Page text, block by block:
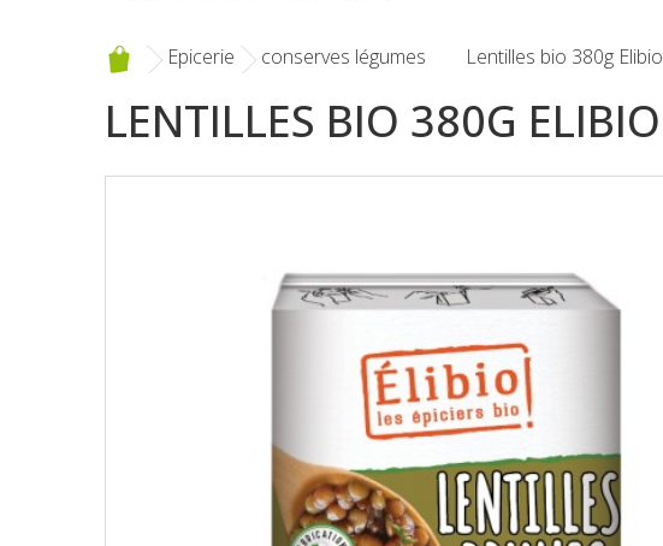
Epicerie conserves légumes Lentilles bio 380g Elibio
LENTILLES BIO 380G ELIBIO